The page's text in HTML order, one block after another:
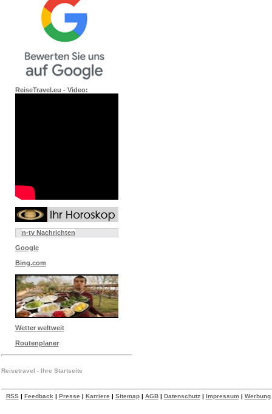
ReiseTravel.eu - Video:
n-tv Nachrichten
Google
Bing.com
Wetter weltweit
Routenplaner
Reisetravel - Ihre Startseite
RSS| Feedback| Presse Karriere Sitemap| AGB| Datenschutz| Impressum| Werbung